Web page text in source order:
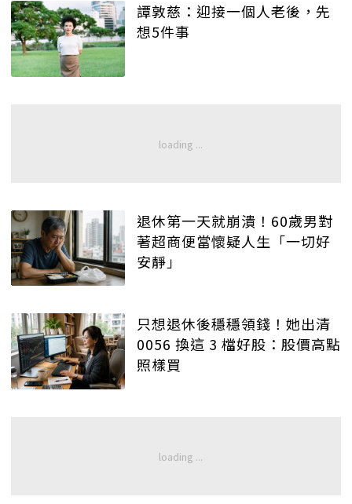
譚敦慈：迎接一個人老後，先
想5件事
退休第一天就崩潰！60歲男對
著超商便當懷疑人生「一切好
安靜」
只想退休後穩穩領錢！她出清
0056 換這 3 檔好股：股價高點
照樣買